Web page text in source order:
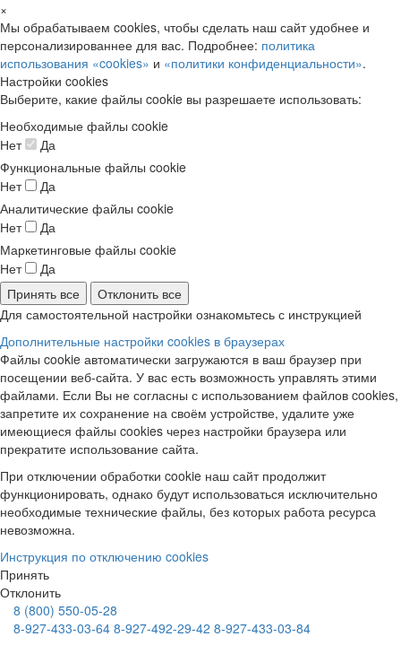
×
Мы обрабатываем cookies, чтобы сделать наш сайт удобнее и
персонализированнее для вас. Подробнее: политика
использования «cookies» и «политики конфиденциальности».
Настройки cookies
Выберите, какие файлы cookie вы разрешаете использовать:
Необходимые файлы cookie
Нет
Да
Функциональные файлы cookie
Нет
Да
Аналитические файлы cookie
Нет
Да
Маркетинговые файлы cookie
Нет
Да
Принять все
Отклонить все
Для самостоятельной настройки ознакомьтесь с инструкцией
Дополнительные настройки cookies в браузерах
Файлы cookie автоматически загружаются в ваш браузер при
посещении веб-сайта. У вас есть возможность управлять этими
файлами. Если Вы не согласны с использованием файлов cookies,
запретите их сохранение на своём устройстве, удалите уже
имеющиеся файлы cookies через настройки браузера или
прекратите использование сайта.
При отключении обработки cookie наш сайт продолжит
функционировать, однако будут использоваться исключительно
необходимые технические файлы, без которых работа ресурса
невозможна.
Инструкция по отключению cookies
Принять
Отклонить
8 (800) 550-05-28
8-927-433-03-64 8-927-492-29-42 8-927-433-03-84